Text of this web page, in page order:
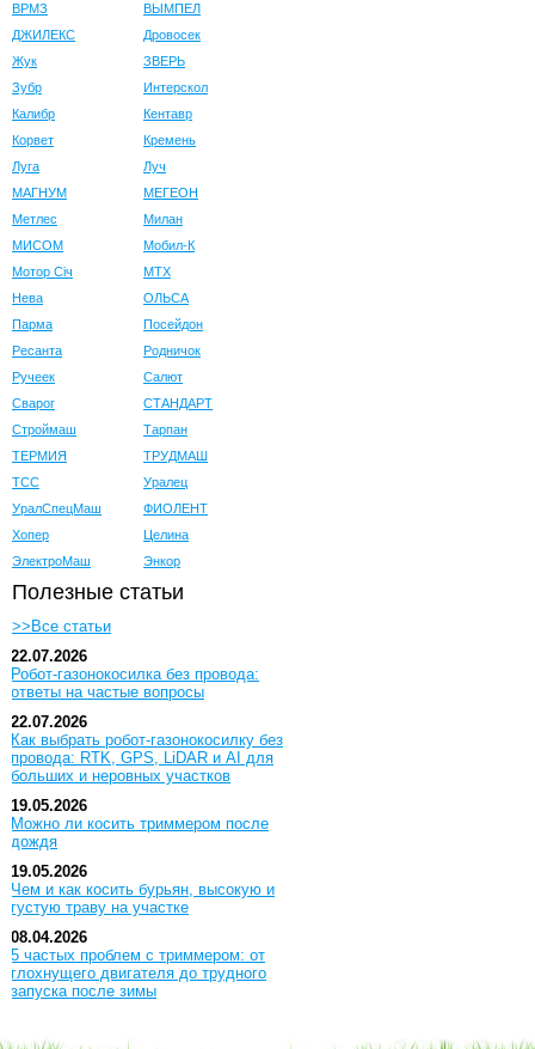
ВРМЗ
ВЫМПЕЛ
ДЖИЛЕКС
Дровосек
Жук
ЗВЕРЬ
Зубр
Интерскол
Калибр
Кентавр
Корвет
Кремень
Луга
Луч
МАГНУМ
МЕГЕОН
Метлес
Милан
МИСОМ
Мобил-К
Мотор Сiч
МТХ
Нева
ОЛЬСА
Парма
Посейдон
Ресанта
Родничок
Ручеек
Салют
Сварог
СТАНДАРТ
Строймаш
Тарпан
ТЕРМИЯ
ТРУДМАШ
ТСС
Уралец
УралСпецМаш
ФИОЛЕНТ
Хопер
Целина
ЭлектроМаш
Энкор
Полезные статьи
>>Все статьи
22.07.2026
Робот-газонокосилка без провода:
ответы на частые вопросы
22.07.2026
Как выбрать робот-газонокосилку без
провода: RTK, GPS, LiDAR и AI для
больших и неровных участков
19.05.2026
Можно ли косить триммером после
дождя
19.05.2026
Чем и как косить бурьян, высокую и
густую траву на участке
08.04.2026
5 частых проблем с триммером: от
глохнущего двигателя до трудного
запуска после зимы